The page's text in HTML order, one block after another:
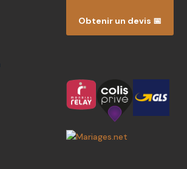
Obtenir un devis 📅